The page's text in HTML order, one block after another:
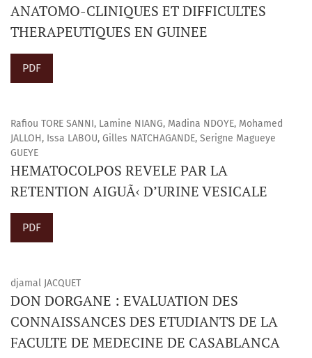
ANATOMO-CLINIQUES ET DIFFICULTES
THERAPEUTIQUES EN GUINEE
PDF
Rafiou TORE SANNI, Lamine NIANG, Madina NDOYE, Mohamed
JALLOH, Issa LABOU, Gilles NATCHAGANDE, Serigne Magueye
GUEYE
HEMATOCOLPOS REVELE PAR LA
RETENTION AIGUÃ‹ D’URINE VESICALE
PDF
djamal JACQUET
DON DORGANE : EVALUATION DES
CONNAISSANCES DES ETUDIANTS DE LA
FACULTE DE MEDECINE DE CASABLANCA